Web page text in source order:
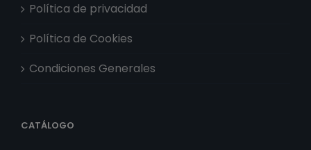
Política de privacidad
Política de Cookies
Condiciones Generales
CATÁLOGO